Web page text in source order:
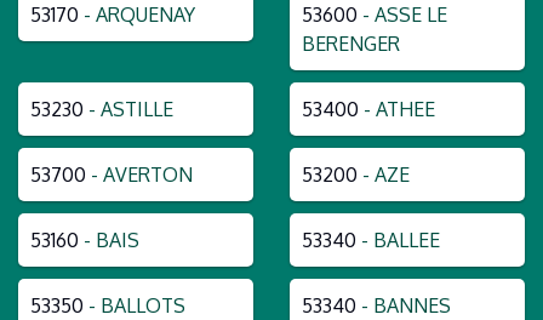
53170 - ARQUENAY 53600 - ASSE LE
BERENGER
53230 - ASTILLE 53400 - ATHEE
53700 - AVERTON 53200 - AZE
53160 - BAIS 53340 - BALLEE
53350 - BALLOTS 53340 - BANNES